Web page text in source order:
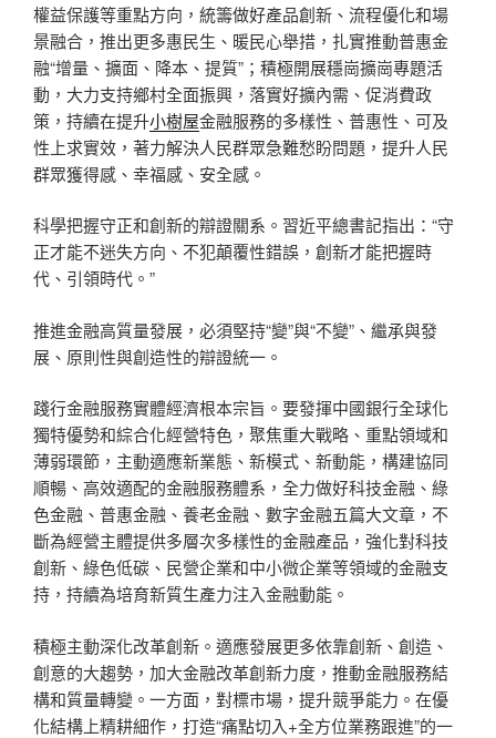
權益保護等重點方向，統籌做好產品創新、流程優化和場
景融合，推出更多惠民生、暖民心舉措，扎實推動普惠金
融“增量、擴面、降本、提質”；積極開展穩崗擴崗專題活
動，大力支持鄉村全面振興，落實好擴內需、促消費政
策，持續在提升小樹屋金融服務的多樣性、普惠性、可及
性上求實效，著力解決人民群眾急難愁盼問題，提升人民
群眾獲得感、幸福感、安全感。
科學把握守正和創新的辯證關系。習近平總書記指出：“守
正才能不迷失方向、不犯顛覆性錯誤，創新才能把握時
代、引領時代。”
推進金融高質量發展，必須堅持“變”與“不變”、繼承與發
展、原則性與創造性的辯證統一。
踐行金融服務實體經濟根本宗旨。要發揮中國銀行全球化
獨特優勢和綜合化經營特色，聚焦重大戰略、重點領域和
薄弱環節，主動適應新業態、新模式、新動能，構建協同
順暢、高效適配的金融服務體系，全力做好科技金融、綠
色金融、普惠金融、養老金融、數字金融五篇大文章，不
斷為經營主體提供多層次多樣性的金融產品，強化對科技
創新、綠色低碳、民營企業和中小微企業等領域的金融支
持，持續為培育新質生產力注入金融動能。
積極主動深化改革創新。適應發展更多依靠創新、創造、
創意的大趨勢，加大金融改革創新力度，推動金融服務結
構和質量轉變。一方面，對標市場，提升競爭能力。在優
化結構上精耕細作，打造“痛點切入+全方位業務跟進”的一